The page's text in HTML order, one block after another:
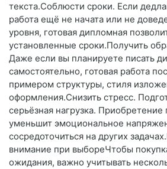
текста.Соблюсти сроки. Если
работа ещё не начата или не
уровня, готовая дипломная
установленные сроки.Получить
Даже если вы планируете писать
самостоятельно, готовая работа
примером структуры, стиля
оформления.Снизить стресс.
серьёзная нагрузка. Приобретение
уменьшит эмоциональное
сосредоточиться на других
внимание при выбореЧтобы
ожидания, важно учитывать